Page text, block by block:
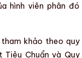
hình viên phân đó
khảo theo quy
Chuẩn và Quy